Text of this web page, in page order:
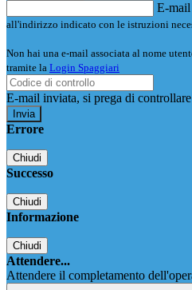
E-mail
all'indirizzo indicato con le istruzioni
Non hai una e-mail associata al nome
tramite la Login Spaggiari
E-mail inviata, si prega di
Errore
Chiudi
Successo
Chiudi
Informazione
Chiudi
Attendere...
Attendere il completamento